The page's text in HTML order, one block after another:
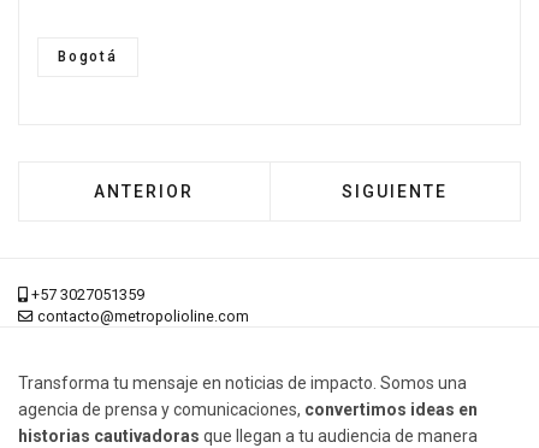
Bogotá
ARTÍCULO ANTERIOR: BOGOTÁ 'BRILLA' EN
ANTERIOR ARTÍCULO
SIGUIENTE
+57 3027051359
contacto@metropolioline.com
Transforma tu mensaje en noticias de impacto. Somos una
agencia de prensa y comunicaciones, convertimos ideas en
historias cautivadoras que llegan a tu audiencia de manera